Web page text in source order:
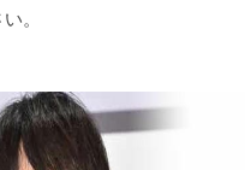
。